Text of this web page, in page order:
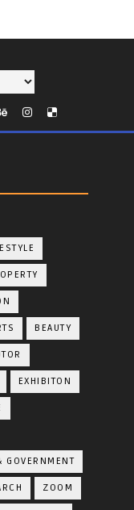
BEAUTY
EXHIBITON
GOVERNMENT
ZOOM